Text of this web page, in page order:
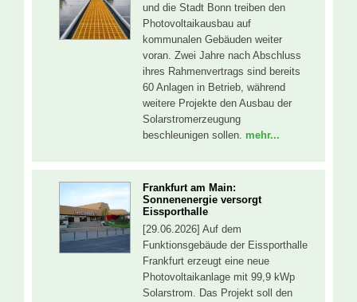
und die Stadt Bonn treiben den
Photovoltaikausbau auf
kommunalen Gebäuden weiter
voran. Zwei Jahre nach Abschluss
ihres Rahmenvertrags sind bereits
60 Anlagen in Betrieb, während
weitere Projekte den Ausbau der
Solarstromerzeugung
beschleunigen sollen. mehr...
Frankfurt am Main:
Sonnenenergie versorgt
Eissporthalle
[29.06.2026] Auf dem
Funktionsgebäude der Eissporthalle
Frankfurt erzeugt eine neue
Photovoltaikanlage mit 99,9 kWp
Solarstrom. Das Projekt soll den